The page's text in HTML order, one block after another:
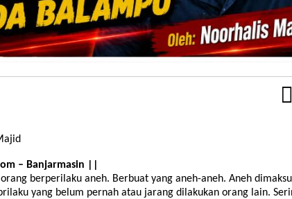
– Banjarmasin ||
berperilaku aneh. Berbuat yang aneh-aneh. Aneh
yang belum pernah atau jarang dilakukan orang lain.